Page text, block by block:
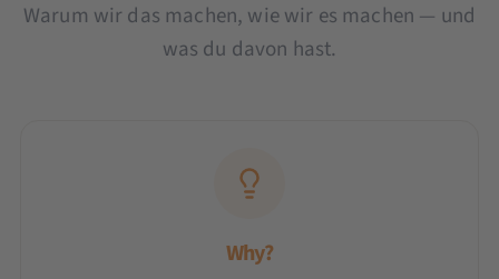
Warum wir das machen, wie wir es machen — und
was du davon hast.
Why?